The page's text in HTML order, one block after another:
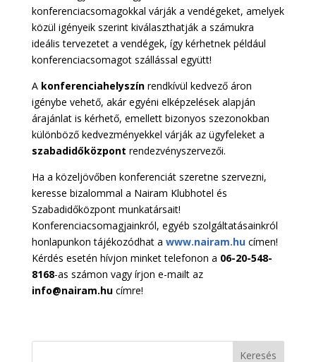
konferenciacsomagokkal várják a vendégeket, amelyek
közül igényeik szerint kiválaszthatják a számukra
ideális tervezetet a vendégek, így kérhetnek például
konferenciacsomagot szállással együtt!
A konferenciahelyszínrendkívül kedvező áron
igénybe vehető, akár egyéni elképzelések alapján
árajánlat is kérhető, emellett bizonyos szezonokban
különböző kedvezményekkel várják az ügyfeleket a
szabadidőközpont rendezvényszervezői.
Ha a közeljövőben konferenciát szeretne szervezni,
keresse bizalommal a Nairam Klubhotel és
Szabadidőközpont munkatársait!
Konferenciacsomagjainkról, egyéb szolgáltatásainkról
honlapunkon tájékozódhat a www.nairam.hucímen!
Kérdés esetén hívjon minket telefonon a 06-20-548-
8168-as számon vagy írjon e-mailt az
info@nairam.hucímre!